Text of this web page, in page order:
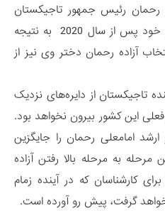
رحمان رئیس جمهور تاجیکستان
تاکنون در مورد مسئله جایگزین خود پس از سال 2020 به نتیجه
آزاده رحمان دختر وی نیز از
تاجیکستان از دایره‌های نزدیک
این کشور بیرون نخواهد بود.
امامعلی رحمان را جایگزین
به مرحله بالا رفتن آزاده
کارشناسان که در آینده زمام
گرفت، پیش رو آورده است.